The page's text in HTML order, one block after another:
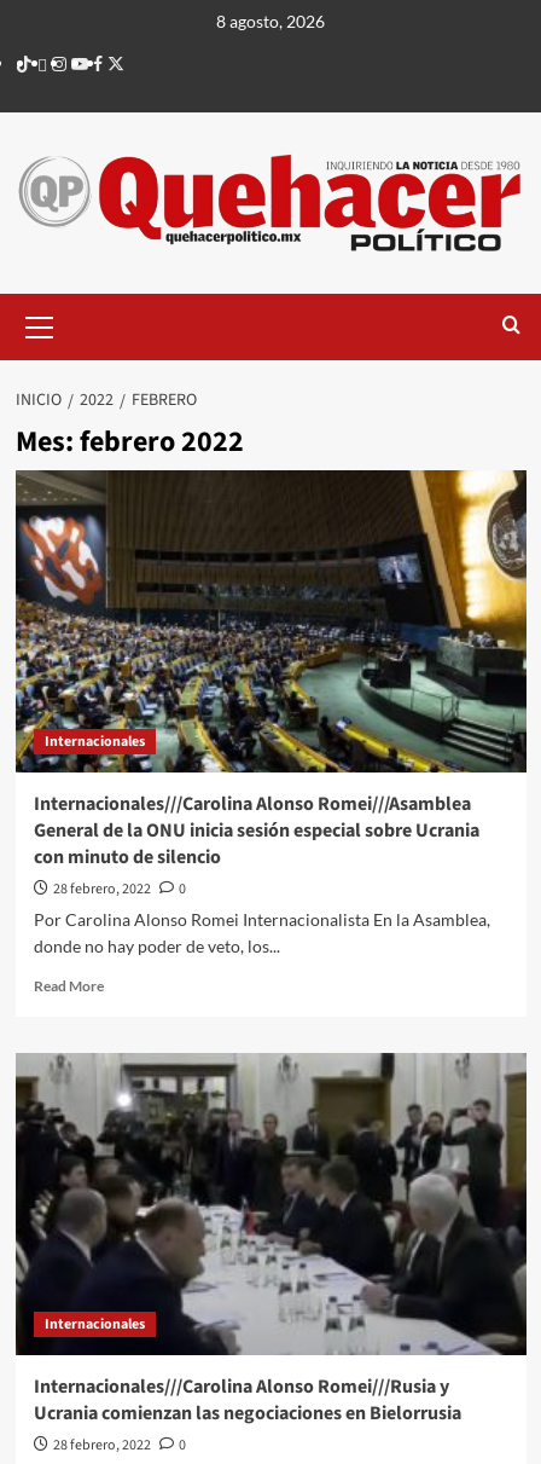
contenido
8 agosto, 2026
TikTok
threads
Instagram
Youtube
Facebook
X
principal
INICIO 2022 FEBRERO
Mes:febrero 2022
Internacionales
Internacionales///Carolina Alonso Romei///Asamblea
General de la ONU inicia sesión especial sobre Ucrania
con minuto de silencio
28 febrero, 2022
0
Por Carolina Alonso Romei Internacionalista En la Asamblea,
donde no hay poder de veto, los...
Read MoreRead
Internacionales///Carolina
Alonso
Romei///Asamblea
General
de
la
ONU
inicia
sesión
especial
con
silencio
Internacionales
Internacionales///Carolina Alonso Romei///Rusia y
Ucrania comienzan las negociaciones en Bielorrusia
28 febrero, 2022
0